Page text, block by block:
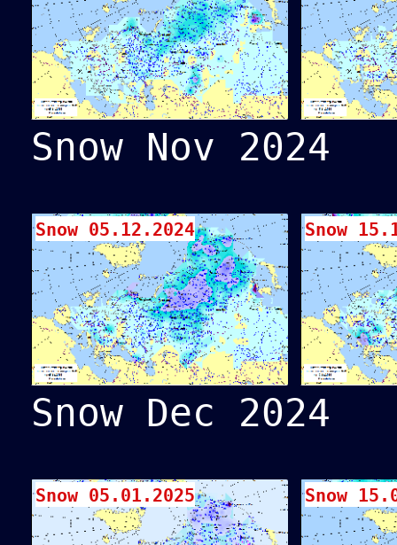
Snow Nov 2024
Snow 05.12.2024 Snow
Snow Dec 2024
Snow 05.01.2025 Snow